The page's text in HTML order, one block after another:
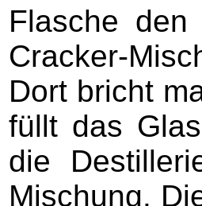
Flasche
Cracker-
Dort bricht
füllt das
die
Mischung.